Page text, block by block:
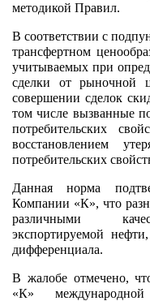
методикой Правил.
В соответствии с
трансфертном
учитываемых при
сделки от рыночной
совершении сделок
том числе вызванные
потребительских
восстановлением
потребительских
Данная норма
Компании «К», что
различными
экспортируемой
дифференциала.
В жалобе отмечено,
«К»